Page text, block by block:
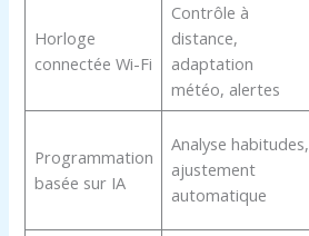
Horloge
connectée Wi-Fi
Contrôle à
distance,
adaptation
météo, alertes
Programmation
basée sur IA
Analyse habitudes,
ajustement
automatique